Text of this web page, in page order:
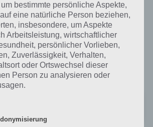
Design hat die Deutsche Bahn auch ein
mit eingefügt. So kannst du nun zum Beispiel
in deinem Kalender abspeichern und so
im Überblick halten.
App DB Navigator findest du im Google
bestimmte persönliche Aspekte,
eine natürliche Person beziehen,
insbesondere, um Aspekte
Arbeitsleistung, wirtschaftlicher
persönlicher Vorlieben,
Zuverlässigkeit, Verhalten,
oder Ortswechsel dieser
Person zu analysieren oder